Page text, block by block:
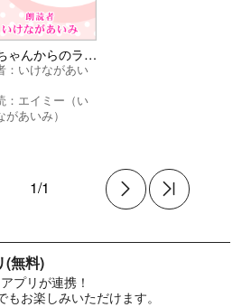
光ちゃんからのラブレター
： いけながあい
： エイミー（い
があいみ）
1/1
(無料)
プリが連携！
お楽しみいただけます。